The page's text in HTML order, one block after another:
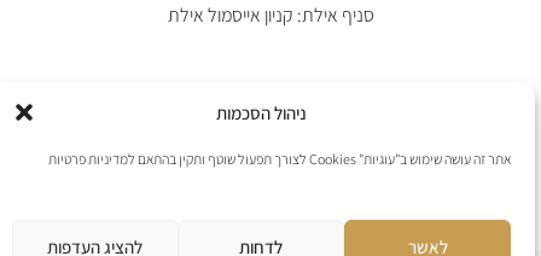
ניהול הסכמות
אתר זה עושה שימוש ב"עוגיות" Cookies לצורך תפעול שוטף ותקין בהתאם למדיניות פרטיות
לאשר לדחות להציג העדפות
סניף אילת: קניון אייסמול אילת
הצהרת נגישות
אנו מקבלים את כל כרטיסי האשראי למעט פייפל